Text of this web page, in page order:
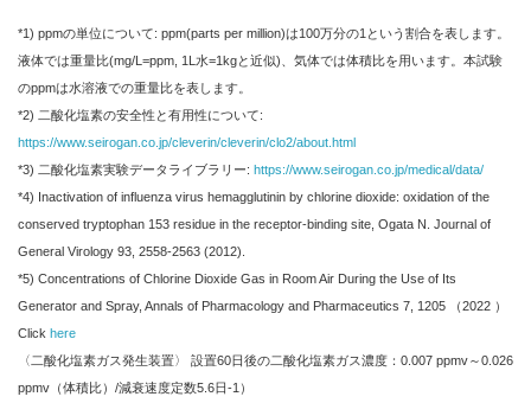
*1) ppmの単位について: ppm(parts per million)は100万分の1という割合を表します。
液体では重量比(mg/L=ppm, 1L水=1kgと近似)、気体では体積比を用います。本試験
のppmは水溶液での重量比を表します。
*2) 二酸化塩素の安全性と有用性について:
https://www.seirogan.co.jp/cleverin/cleverin/clo2/about.html
*3) 二酸化塩素実験データライブラリー: https://www.seirogan.co.jp/medical/data/
*4) Inactivation of influenza virus hemagglutinin by chlorine dioxide: oxidation of the
conserved tryptophan 153 residue in the receptor-binding site, Ogata N. Journal of
General Virology 93, 2558-2563 (2012).
*5) Concentrations of Chlorine Dioxide Gas in Room Air During the Use of Its
Generator and Spray, Annals of Pharmacology and Pharmaceutics 7, 1205 （2022 ）
Click here
〈二酸化塩素ガス発生装置〉 設置60日後の二酸化塩素ガス濃度：0.007 ppmv～0.026
ppmv（体積比）/減衰速度定数5.6日-1）